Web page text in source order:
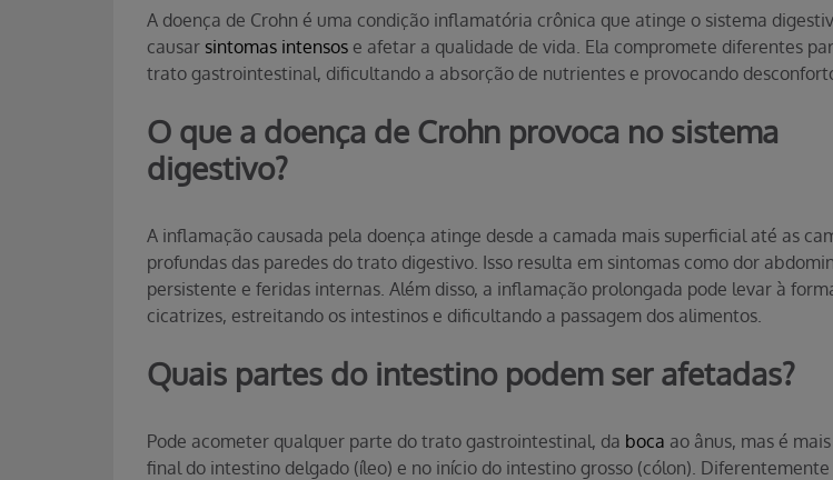
A doença de Crohn é uma condição inflamatória crônica que atinge o sistema
causar sintomas intensos e afetar a qualidade de vida. Ela compromete diferentes
trato gastrointestinal, dificultando a absorção de nutrientes e provocando
O que a doença de Crohn provoca no sistema
digestivo?
A inflamação causada pela doença atinge desde a camada mais superficial até as
profundas das paredes do trato digestivo. Isso resulta em sintomas como dor
persistente e feridas internas. Além disso, a inflamação prolongada pode levar à
cicatrizes, estreitando os intestinos e dificultando a passagem dos alimentos.
Quais partes do intestino podem ser afetadas?
Pode acometer qualquer parte do trato gastrointestinal, da boca ao ânus, mas é
final do intestino delgado (íleo) e no início do intestino grosso (cólon).